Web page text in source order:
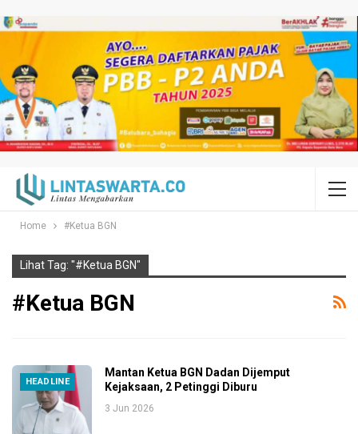
Home #Ketua BGN
Lihat Tag: "#Ketua BGN"
#Ketua BGN
HEADLINE
Mantan Ketua BGN Dadan Dijemput
Kejaksaan, 2 Petinggi Diburu
3 Jun 2026